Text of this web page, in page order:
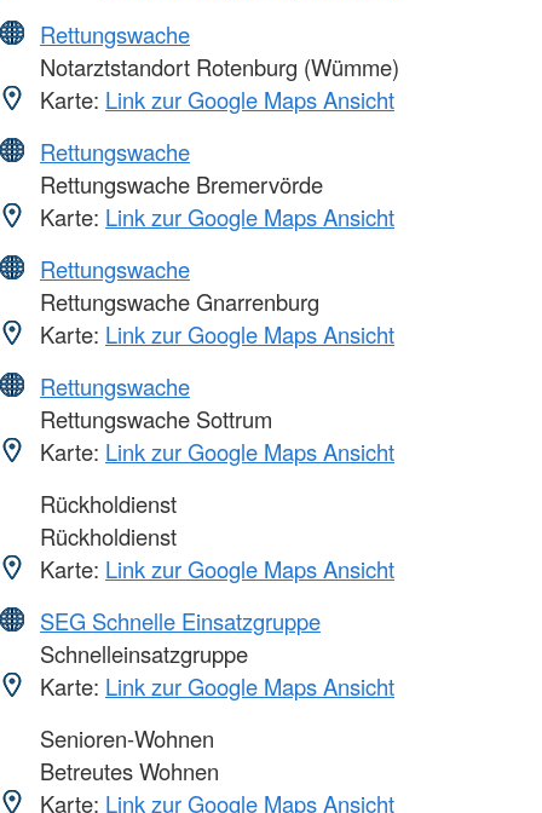
Rettungswache
Notarztstandort Rotenburg (Wümme)
Karte: Link zur Google Maps Ansicht
Rettungswache
Rettungswache Bremervörde
Karte: Link zur Google Maps Ansicht
Rettungswache
Rettungswache Gnarrenburg
Karte: Link zur Google Maps Ansicht
Rettungswache
Rettungswache Sottrum
Karte: Link zur Google Maps Ansicht
Rückholdienst
Rückholdienst
Karte: Link zur Google Maps Ansicht
SEG Schnelle Einsatzgruppe
Schnelleinsatzgruppe
Karte: Link zur Google Maps Ansicht
Senioren-Wohnen
Betreutes Wohnen
Karte: Link zur Google Maps Ansicht